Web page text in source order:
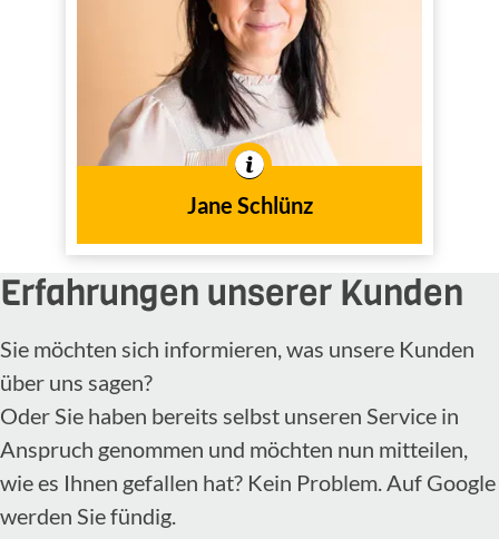
Jane Schlünz
Tätig im
Innendienst
In der Branche tätig seit
dem Jahr
2022
Erfahrungen unserer Kunden
Sie möchten sich informieren, was unsere Kunden
über uns sagen?
Oder Sie haben bereits selbst unseren Service in
Anspruch genommen und möchten nun mitteilen,
wie es Ihnen gefallen hat? Kein Problem. Auf Google
werden Sie fündig.